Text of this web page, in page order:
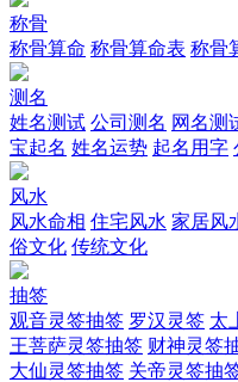
称骨
称骨算命 称骨算命表 称骨
测名
姓名测试 公司测名 网名测
宝起名 姓名运势 起名用字
风水
风水命相 住宅风水 家居风
俗文化 传统文化
抽签
观音灵签抽签 罗汉灵签 太
王菩萨灵签抽签 财神灵签
大仙灵签抽签 关帝灵签抽